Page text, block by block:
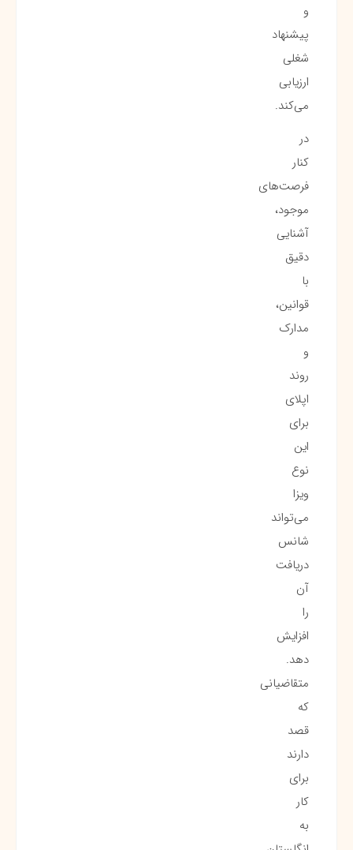
و
پیشنهاد
شغلی
ارزیابی
می‌کند.
در
کنار
فرصت‌های
موجود،
آشنایی
دقیق
با
قوانین،
مدارک
و
روند
اپلای
برای
این
نوع
ویزا
می‌تواند
شانس
دریافت
آن
را
افزایش
دهد.
متقاضیانی
که
قصد
دارند
برای
کار
به